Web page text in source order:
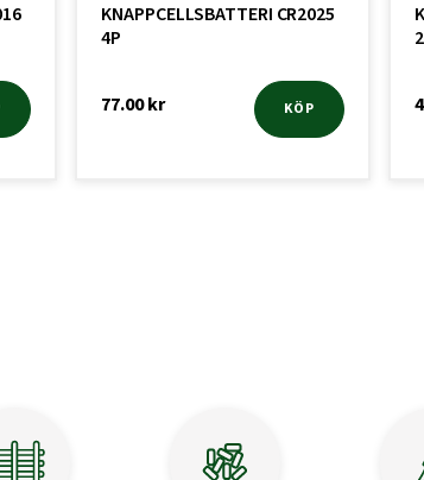
KNAPPCELLSBATTERI CR2025
4P
77.00kr KÖP